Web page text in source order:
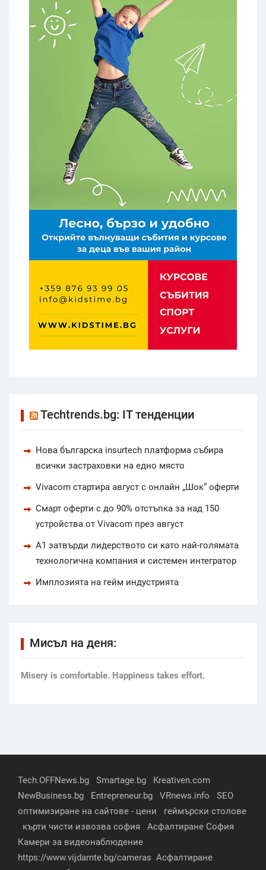
Techtrends.bg: IT тенденции
Нова българска insurtech платформа събира
всички застраховки на едно място
Vivacom стартира август с онлайн „Шок“ оферти
Смарт оферти с до 90% отстъпка за над 150
устройства от Vivacom през август
А1 затвърди лидерството си като най-голямата
технологична компания и системен интегратор
Имплозията на гейм индустрията
Мисъл на деня:
Мisery is comfortable. Happiness takes effort.
Tech.OFFNews.bg Smartage.bg
Kreativen.com
NewBusiness.bg
Entrepreneur.bg VRnews.info
SEO
оптимизиране на сайтове - цени
геймърски столове
кърти чисти извозва софия
Асфалтиране София
Камери за видеонаблюдение
https://www.vijdamte.bg/cameras Асфалтиране